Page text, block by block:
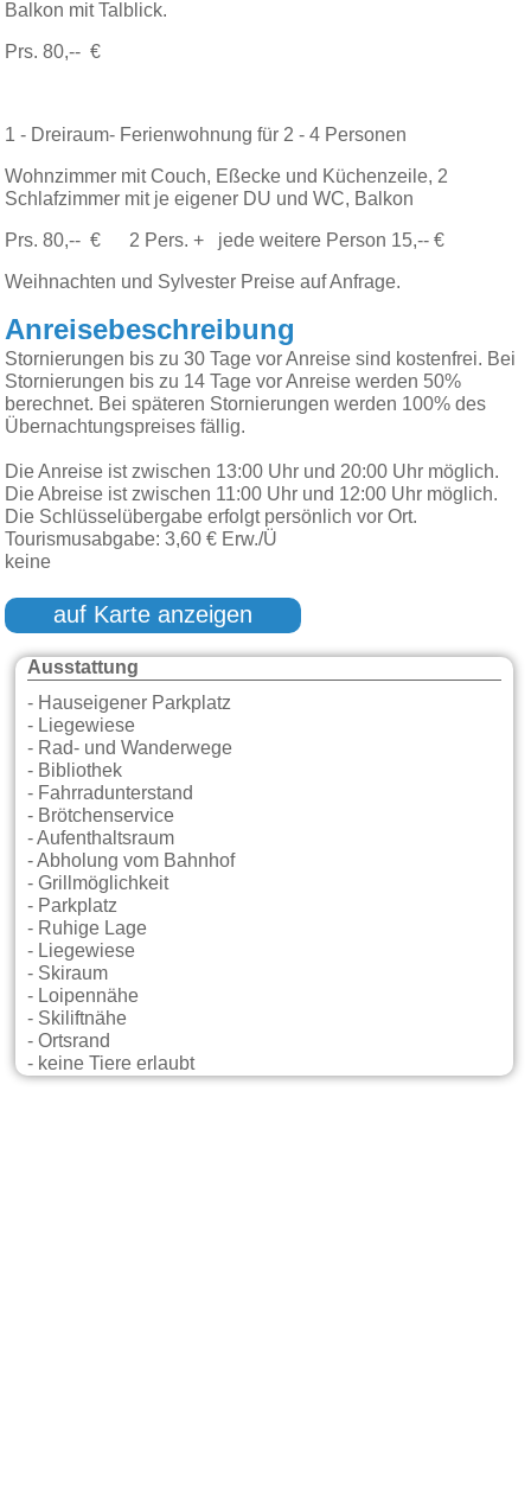
Balkon mit Talblick.
Prs. 80,-- €
1 - Dreiraum- Ferienwohnung für 2 - 4 Personen
Wohnzimmer mit Couch, Eßecke und Küchenzeile, 2
Schlafzimmer mit je eigener DU und WC, Balkon
Prs. 80,-- € 2 Pers. + jede weitere Person 15,-- €
Weihnachten und Sylvester Preise auf Anfrage.
Anreisebeschreibung
Stornierungen bis zu 30 Tage vor Anreise sind kostenfrei. Bei
Stornierungen bis zu 14 Tage vor Anreise werden 50%
berechnet. Bei späteren Stornierungen werden 100% des
Übernachtungspreises fällig.
Die Anreise ist zwischen 13:00 Uhr und 20:00 Uhr möglich.
Die Abreise ist zwischen 11:00 Uhr und 12:00 Uhr möglich.
Die Schlüsselübergabe erfolgt persönlich vor Ort.
Tourismusabgabe: 3,60 € Erw./Ü
keine
auf Karte anzeigen
Ausstattung
- Hauseigener Parkplatz
- Liegewiese
- Rad- und Wanderwege
- Bibliothek
- Fahrradunterstand
- Brötchenservice
- Aufenthaltsraum
- Abholung vom Bahnhof
- Grillmöglichkeit
- Parkplatz
- Ruhige Lage
- Liegewiese
- Skiraum
- Loipennähe
- Skiliftnähe
- Ortsrand
- keine Tiere erlaubt